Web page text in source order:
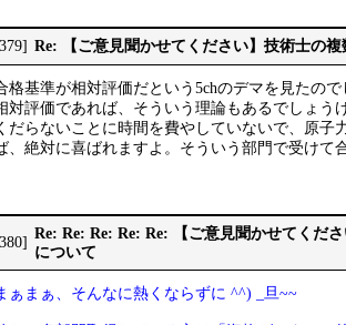
Re: 【ご意見聞かせてください】技術士の
格基準が相対評価だという5chのデマを見たの
対評価であれば、そういう理論もあるでしょう
だらないことに時間を費やしていないで、原
、絶対に喜ばれますよ。そういう部門で受け
Re: Re: Re: Re: Re: 【ご意見聞かせてくだ
について
ぁまぁ、そんなに熱くならずに ^^) _旦~~